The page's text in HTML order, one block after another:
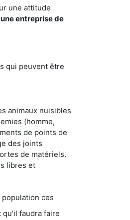
une attitude
entreprise de
qui peuvent être
animaux nuisibles
(homme,
de points de
des joints
de matériels.
libres et